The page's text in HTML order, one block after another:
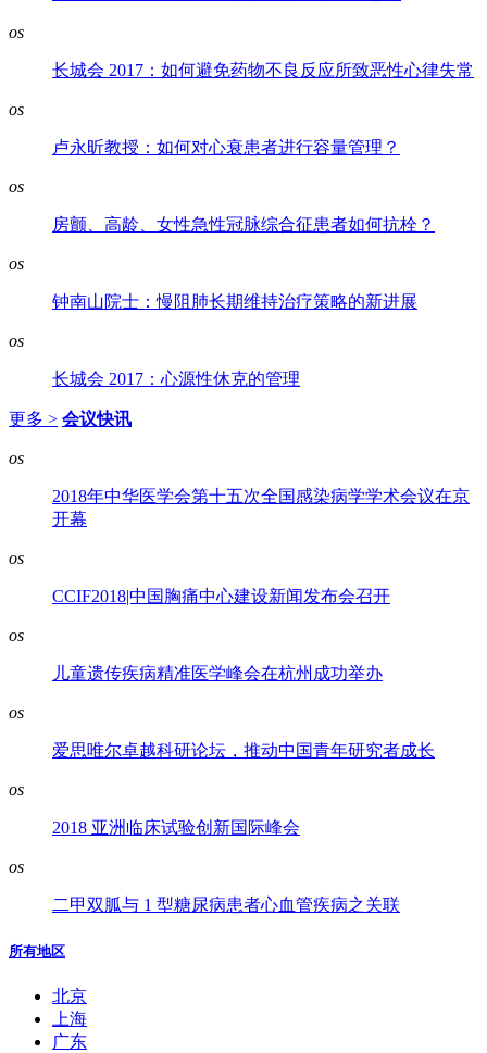
os
长城会 2017：如何避免药物不良反应所致恶性心律失常
os
卢永昕教授：如何对心衰患者进行容量管理？
os
房颤、高龄、女性急性冠脉综合征患者如何抗栓？
os
钟南山院士：慢阻肺长期维持治疗策略的新进展
os
长城会 2017：心源性休克的管理
更多 > 会议快讯
os
2018年中华医学会第十五次全国感染病学学术会议在京
开幕
os
CCIF2018|中国胸痛中心建设新闻发布会召开
os
儿童遗传疾病精准医学峰会在杭州成功举办
os
爱思唯尔卓越科研论坛，推动中国青年研究者成长
os
2018 亚洲临床试验创新国际峰会
os
二甲双胍与 1 型糖尿病患者心血管疾病之关联
所有地区
北京
上海
广东